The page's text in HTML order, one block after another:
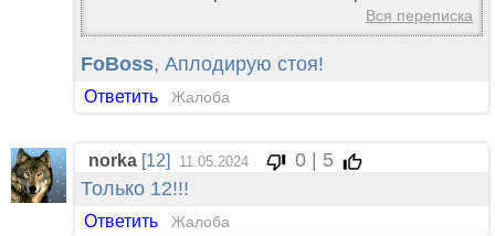
Вся переписка
FoBoss, Аплодирую стоя!
Ответить Жалоба
norka [12] 11.05.2024
0 | 5
Только 12!!!
Ответить Жалоба